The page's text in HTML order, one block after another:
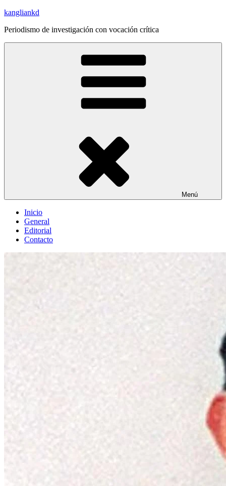
Saltar
contenido
kangliankd
Periodismo de investigación con vocación crítica
Menú
Inicio
General
Editorial
Contacto